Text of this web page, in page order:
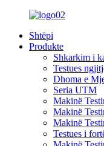
Shtëpi
Produkte
Shkarkim i
Testues
Dhoma e
Seria UTM
Makinë
Makinë
Makinë
Testues i